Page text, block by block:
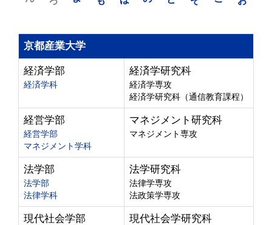
京都産業大学
経済学部
経済学科
経済学研究科
経済学専攻
経済学研究科（通信教育課程）
経営学部
経営学部
マネジメント学科
マネジメント研究科
マネジメント専攻
法学部
法学部
法律学科
法学研究科
法律学専攻
法政策学専攻
現代社会学部 現代社会学研究科